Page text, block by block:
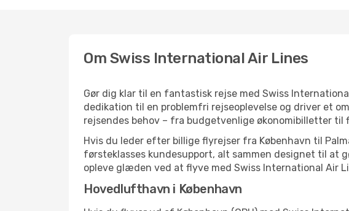
Om Swiss International Air Lines
Gør dig klar til en fantastisk rejse med Swiss
dedikation til en problemfri rejseoplevelse og driver et
rejsendes behov – fra budgetvenlige økonomibilletter til
Hvis du leder efter billige flyrejser fra København til
førsteklasses kundesupport, alt sammen designet til at
opleve glæden ved at flyve med Swiss International Air
Hovedlufthavn i København